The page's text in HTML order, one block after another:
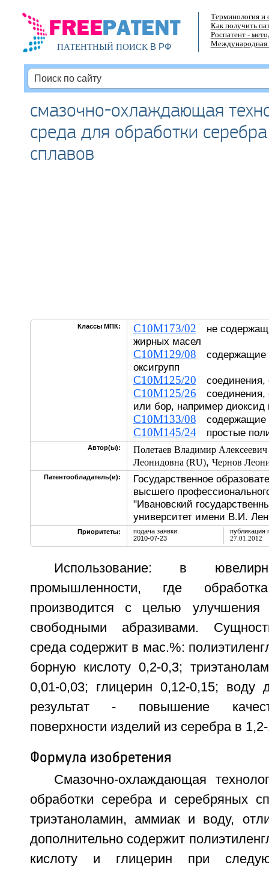
ПАТЕНТНЫЙ ПОИСКВ РФ
Терминология и
Как получить
Роспатент -
Международная
смазочно-охлаждающая
среда для обработки
сплавов
Классы МПК: C10M173/02 не
жирных масел
C10M129/08 содержащие
оксигрупп
C10M125/20 соединения,
C10M125/26 соединения,
или бор, например диоксид
C10M133/08 содержащие
C10M145/24простые
Автор(ы):
Полетаев Владимир
Леонидовна (RU), Чернов
Патентообладатель(и):
Государственное
высшего
"Ивановский
университет имени В.И.
Приоритеты:
подача заявки:
2010-07-23
публикация
27.01.2012
Использование: в
промышленности, где
производится с целью
свободными абразивами.
среда содержит в мас.%:
борную кислоту 0,2-0,3;
0,01-0,03; глицерин 0,12-0,15; воду
результат - повышение
поверхности изделий из серебра в
Формула изобретения
Смазочно-охлаждающая
обработки серебра и серебряных
триэтаноламин, аммиак и воду,
дополнительно содержит
кислоту и глицерин при